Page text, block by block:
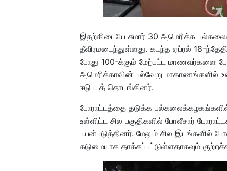
இதற்கிடையே சுமார் 30 அமெரிக்க
தீவிரமடைந்துள்ளது. கடந்த ஏப்ரல் 18-
போது 100-க்கும் மேற்பட்ட மாணவர்களை
அமெரிக்காவின் பல்வேறு மாகாணங்களில்
ஈடுபடத் தொடங்கினர்.
போராட்டத்தை தடுக்க பல்கலைக்கழகங்களில்
உள்ளிட்ட சில பகுதிகளில் போலீசார்
பயன்படுத்தினர். மேலும் சில இடங்களில்
கடுமையாக தாக்கப்பட்டுள்ளதாகவும்